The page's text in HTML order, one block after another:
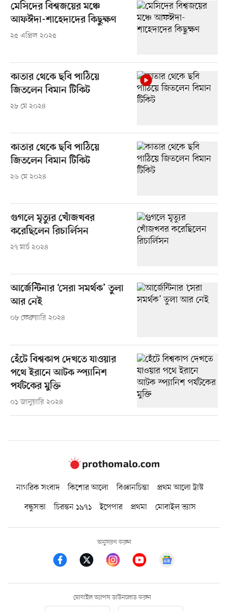
মেসিদের বিশ্বজয়ের মঞ্চে
আফঈদা-শাহেদাদের কিছুক্ষণ
২৫ এপ্রিল ২০২৫
কাতার থেকে ছবি পাঠিয়ে
জিতলেন বিমান টিকিট
২৮ মে ২০২৪
কাতার থেকে ছবি পাঠিয়ে
জিতলেন বিমান টিকিট
২৬ মে ২০২৪
গুগলে মৃত্যুর খোঁজখবর
করেছিলেন রিচার্লিসন
২৭ মার্চ ২০২৪
আর্জেন্টিনার ‘সেরা সমর্থক’ তুলা
আর নেই
০৮ ফেব্রুয়ারি ২০২৪
হেঁটে বিশ্বকাপ দেখতে যাওয়ার
পথে ইরানে আটক স্প্যানিশ
পর্যটকের মুক্তি
০১ জানুয়ারি ২০২৪
নাগরিক সংবাদ কিশোর আলো বিজ্ঞানচিন্তা
প্রথম আলো ট্রাস্ট
বন্ধুসভা
চিরন্তন ১৯৭১ ইপেপার প্রথমা মোবাইল ভ্যাস
অনুসরণ করুন
মোবাইল অ্যাপস ডাউনলোড করুন